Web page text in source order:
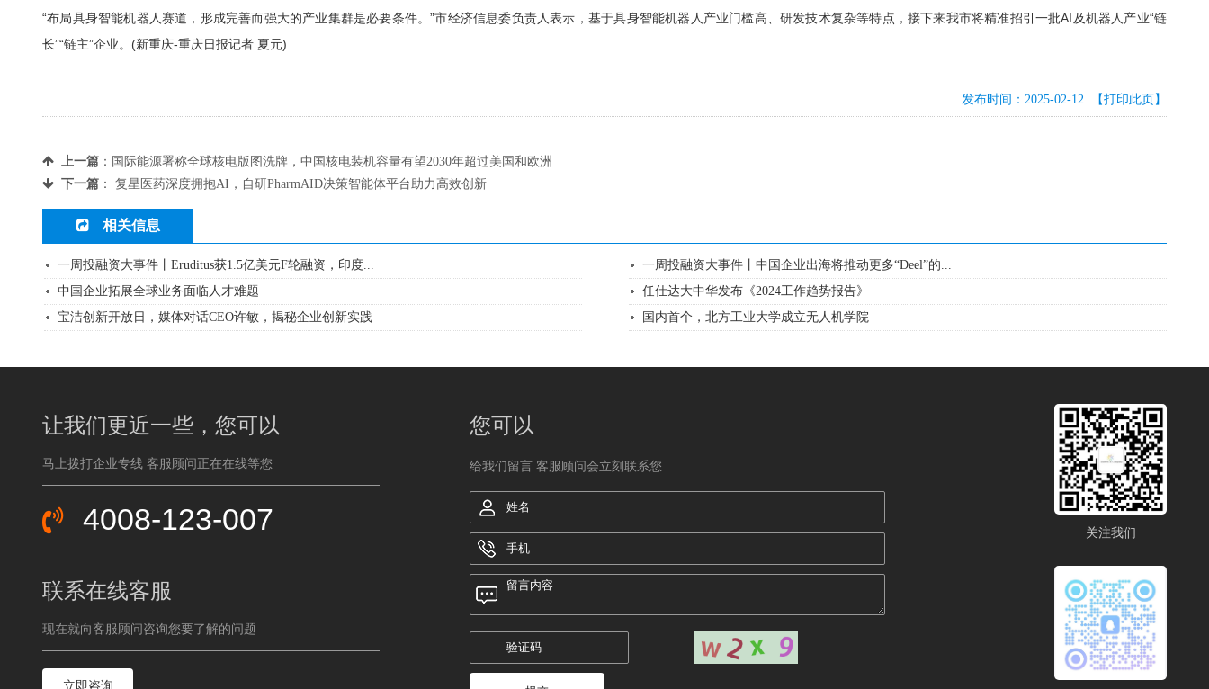
“布局具身智能机器人赛道，形成完善而强大的产业集群是必要条件。”市经济信息委负责人表示，基于具身智能机器人产业门槛高、研发技术复杂等特点，接下来我市将精准招引一批AI及机器人产业“链
长”“链主”企业。(新重庆-重庆日报记者 夏元)
发布时间：2025-02-12 【打印此页】
上一篇 ： 国际能源署称全球核电版图洗牌，中国核电装机容量有望2030年超过美国和欧洲
下一篇 ： 复星医药深度拥抱AI，自研PharmAID决策智能体平台助力高效创新
相关信息
一周投融资大事件丨Eruditus获1.5亿美元F轮融资，印度...
一周投融资大事件丨中国企业出海将推动更多“Deel”的...
中国企业拓展全球业务面临人才难题
任仕达大中华发布《2024工作趋势报告》
宝洁创新开放日，媒体对话CEO许敏，揭秘企业创新实践
国内首个，北方工业大学成立无人机学院
让我们更近一些，您可以
马上拨打企业专线 客服顾问正在在线等您
4008-123-007
联系在线客服
现在就向客服顾问咨询您要了解的问题
立即咨询
您可以
给我们留言 客服顾问会立刻联系您
关注我们